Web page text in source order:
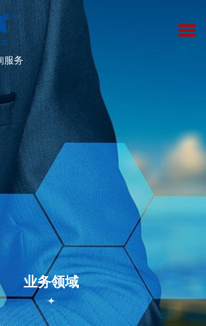
业务领域
服务